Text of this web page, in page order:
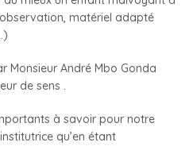
matériel adapté
Monsieur André Mbo Gonda
de sens .
à savoir pour notre
qu’en étant